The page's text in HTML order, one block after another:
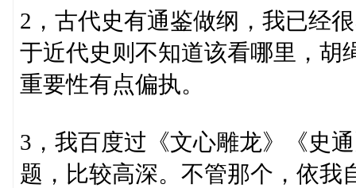
2，古代史有通鉴做纲，我已经
于近代史则不知道该看哪里，胡
重要性有点偏执。
3，我百度过《文心雕龙》《史
题，比较高深。不管那个，依我